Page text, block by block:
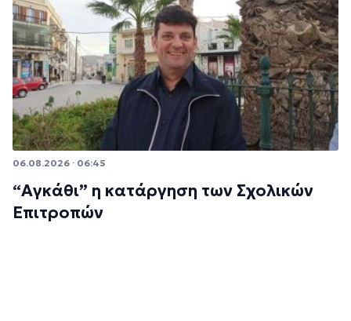
06.08.2026 · 06:45
“Αγκάθι” η κατάργηση των Σχολικών
Επιτροπών